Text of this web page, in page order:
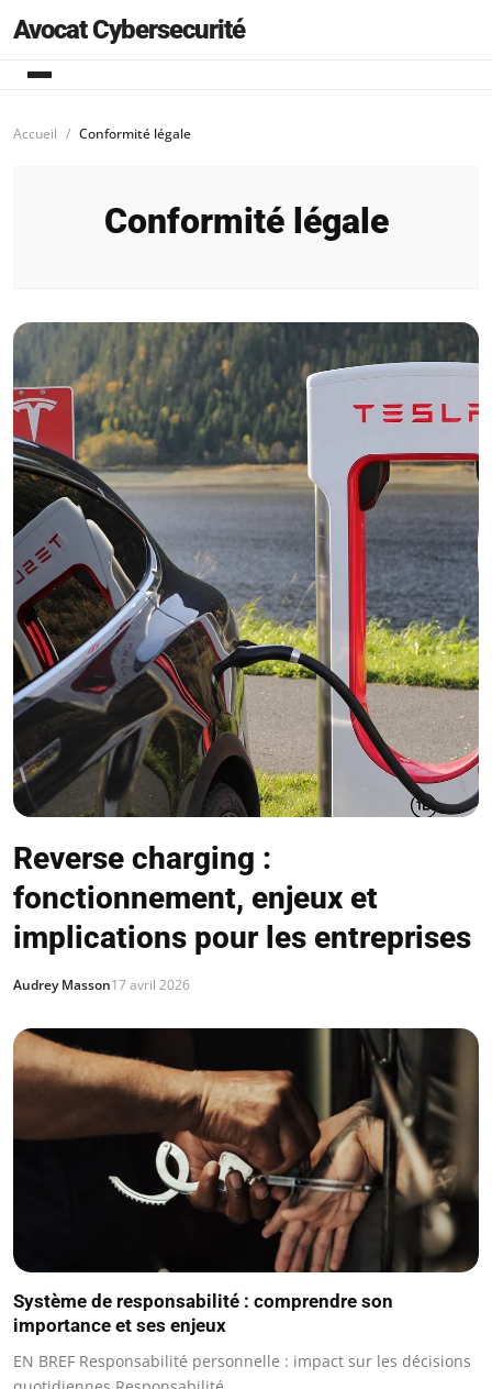
Avocat Cybersecurité
Accueil Conformité légale
Conformité légale
Reverse charging :
fonctionnement, enjeux et
implications pour les entreprises
Audrey Masson17 avril 2026
Système de responsabilité : comprendre son
importance et ses enjeux
EN BREF Responsabilité personnelle : impact sur les décisions